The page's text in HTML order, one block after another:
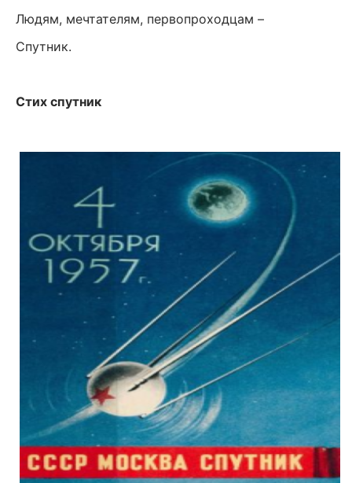
Людям, мечтателям, первопроходцам –
Спутник.
Стих спутник